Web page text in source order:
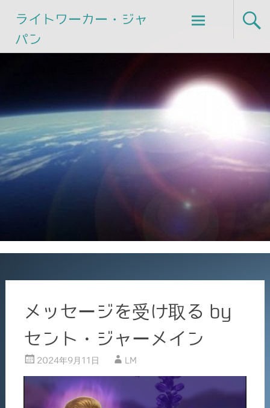
ライトワーカー・ジャ
パン
Skip
to
メッセージを受け取る by
セント・ジャーメイン
2024年9月11日 LM